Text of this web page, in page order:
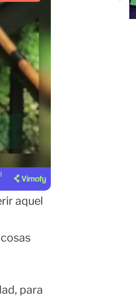
aquel
para